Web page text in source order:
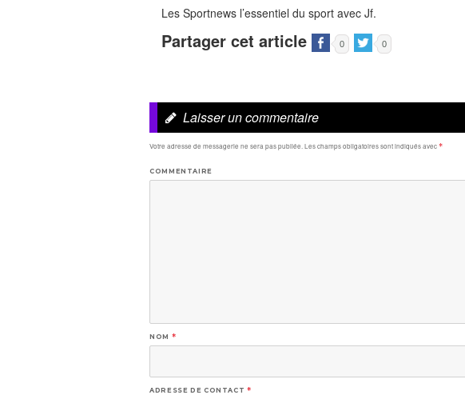
Les Sportnews l’essentiel du sport avec Jf.
Partager cet article 0 0
Laisser un commentaire
Votre adresse de messagerie ne sera pas publiée.Les champs obligatoires sont indiqués avec *
COMMENTAIRE
NOM *
ADRESSE DE CONTACT *